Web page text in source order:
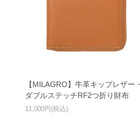
【MILAGRO】牛革キップレザー・
ダブルステッチRF2つ折り財布
11,000円(税込)